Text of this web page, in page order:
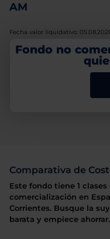
AM
Fecha valor liquidativo:
Fondo no
Comparativa de
Este fondo tiene 1
comercialización en
Corrientes. Busque la
barata y empiece ahorrar.